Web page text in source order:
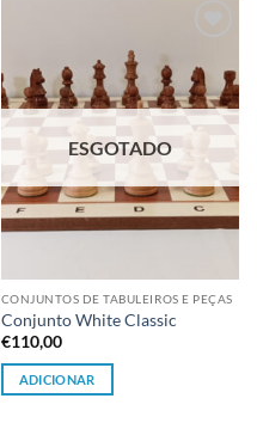
Adicionar
à lista de
desejos
ESGOTADO
CONJUNTOS DE TABULEIROS E PEÇAS
Conjunto White Classic
€110,00
ADICIONAR